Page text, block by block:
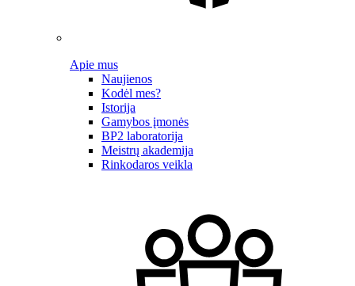
Apie mus
Naujienos
Kodėl mes?
Istorija
Gamybos įmonės
BP2 laboratorija
Meistrų akademija
Rinkodaros veikla